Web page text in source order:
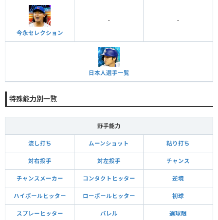
今永セレクション
- -
日本人選手一覧
特殊能力別一覧
野手能力
流し打ち ムーンショット 粘り打ち
対右投手 対左投手 チャンス
チャンスメーカー コンタクトヒッター 逆境
ハイボールヒッター ローボールヒッター 初球
スプレーヒッター バレル 選球眼